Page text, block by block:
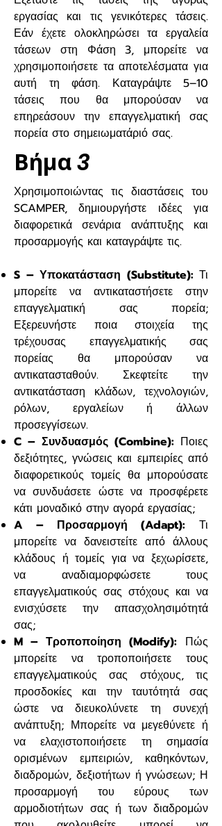
εργασίας και τις γενικότερες τάσεις.
Εάν έχετε ολοκληρώσει τα εργαλεία
τάσεων στη Φάση 3, μπορείτε να
χρησιμοποιήσετε τα αποτελέσματα για
αυτή τη φάση. Καταγράψτε 5–10
τάσεις που θα μπορούσαν να
επηρεάσουν την επαγγελματική σας
πορεία στο σημειωματάριό σας.
Βήμα3
Χρησιμοποιώντας τις διαστάσεις του
SCAMPER, δημιουργήστε ιδέες για
διαφορετικά σενάρια ανάπτυξης και
προσαρμογής και καταγράψτε τις.
S – Υποκατάσταση (Substitute): Τι
μπορείτε να αντικαταστήσετε στην
επαγγελματική σας πορεία;
Εξερευνήστε ποια στοιχεία της
τρέχουσας επαγγελματικής σας
πορείας θα μπορούσαν να
αντικατασταθούν. Σκεφτείτε την
αντικατάσταση κλάδων, τεχνολογιών,
ρόλων, εργαλείων ή άλλων
προσεγγίσεων.
C – Συνδυασμός (Combine): Ποιες
δεξιότητες, γνώσεις και εμπειρίες από
διαφορετικούς τομείς θα μπορούσατε
να συνδυάσετε ώστε να προσφέρετε
κάτι μοναδικό στην αγορά εργασίας;
A – Προσαρμογή (Adapt): Τι
μπορείτε να δανειστείτε από άλλους
κλάδους ή τομείς για να ξεχωρίσετε,
να αναδιαμορφώσετε τους
επαγγελματικούς σας στόχους και να
ενισχύσετε την απασχολησιμότητά
σας;
M – Τροποποίηση (Modify): Πώς
μπορείτε να τροποποιήσετε τους
επαγγελματικούς σας στόχους, τις
προσδοκίες και την ταυτότητά σας
ώστε να διευκολύνετε τη συνεχή
ανάπτυξη; Μπορείτε να μεγεθύνετε ή
να ελαχιστοποιήσετε τη σημασία
ορισμένων εμπειριών, καθηκόντων,
διαδρομών, δεξιοτήτων ή γνώσεων; Η
προσαρμογή του εύρους των
αρμοδιοτήτων σας ή των διαδρομών